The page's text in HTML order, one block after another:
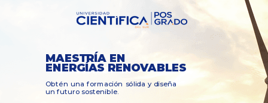
DIPLOMADO EN
MAESTRÍA EN
ENERGÍAS RENOVABLES
Obtén una formación sólida y diseña
un futuro sostenible.